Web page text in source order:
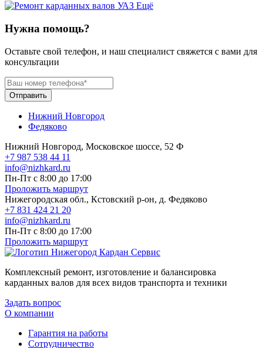
Ещё
Нужна помощь?
Оставьте свой телефон, и наш специалист свяжется с вами для
консультации
Отправить
Нижний Новгород
Федяково
Нижний Новгород, Московское шоссе, 52 Ф
+7 987 538 44 11
info@nizhkard.ru
Пн-Пт с 8:00 до 17:00
Проложить маршрут
Нижегородская обл., Кстовский р-он, д. Федяково
+7 831 424 21 20
info@nizhkard.ru
Пн-Пт с 8:00 до 17:00
Проложить маршрут
Комплексный ремонт, изготовление и балансировка
карданных валов для всех видов транспорта и техники
Задать вопрос
О компании
Гарантия на работы
Сотрудничество